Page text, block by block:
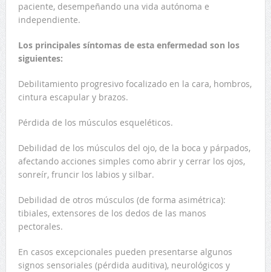
paciente, desempeñando una vida autónoma e
independiente.
Los principales síntomas de esta enfermedad son los
siguientes:
Debilitamiento progresivo focalizado en la cara, hombros,
cintura escapular y brazos.
Pérdida de los músculos esqueléticos.
Debilidad de los músculos del ojo, de la boca y párpados,
afectando acciones simples como abrir y cerrar los ojos,
sonreír, fruncir los labios y silbar.
Debilidad de otros músculos (de forma asimétrica):
tibiales, extensores de los dedos de las manos
pectorales.
En casos excepcionales pueden presentarse algunos
signos sensoriales (pérdida auditiva), neurológicos y